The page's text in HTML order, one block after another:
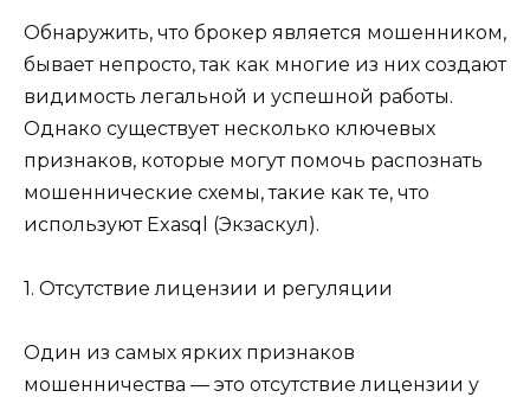
Обнаружить, что брокер является мошенником,
бывает непросто, так как многие из них создают
видимость легальной и успешной работы.
Однако существует несколько ключевых
признаков, которые могут помочь распознать
мошеннические схемы, такие как те, что
используют Exasql (Экзаскул).
1. Отсутствие лицензии и регуляции
Один из самых ярких признаков
мошенничества — это отсутствие лицензии у